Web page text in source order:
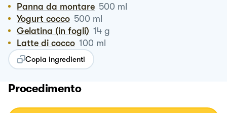
Panna da montare 500 ml
Yogurt cocco 500 ml
Gelatina (in fogli) 14 g
Latte di cocco 100 ml
Copia ingredienti
Procedimento